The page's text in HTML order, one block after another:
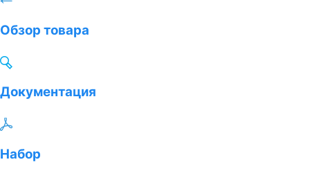
Обзор товара
Документация
Набор